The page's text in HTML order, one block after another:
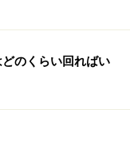
のくらい回ればい